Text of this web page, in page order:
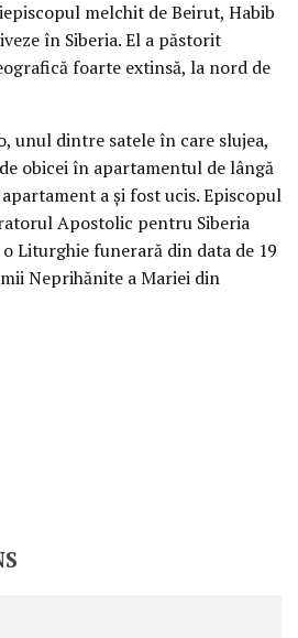
melchit de Beirut, Habib
în Siberia. El a păstorit
foarte extinsă, la nord de
unul dintre satele în care slujea,
obicei în apartamentul de lângă
a şi fost ucis. Episcopul
Apostolic pentru Siberia
Liturghie funerară din data de 19
Neprihănite a Mariei din